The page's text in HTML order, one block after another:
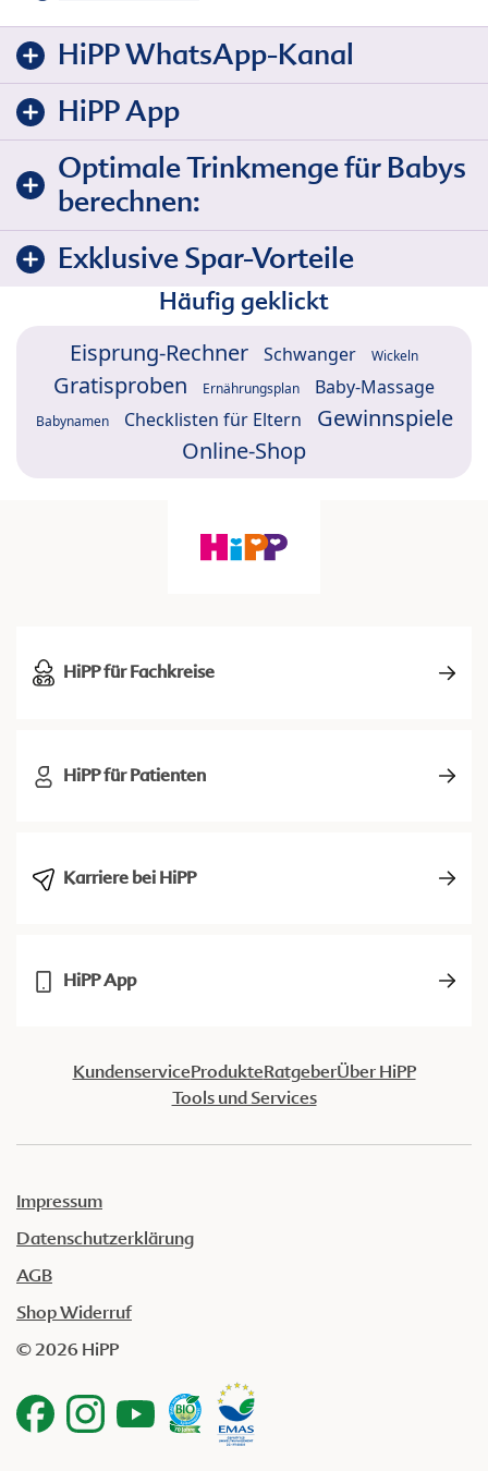
HiPP WhatsApp-Kanal
HiPP App
Optimale Trinkmenge für Babys
berechnen:
Exklusive Spar-Vorteile
Häufig geklickt
Eisprung-Rechner Schwanger Wickeln
Gratisproben Ernährungsplan Baby-Massage
Babynamen Checklisten für Eltern
Gewinnspiele
Online-Shop
HiPP für Fachkreise
HiPP für Patienten
Karriere bei HiPP
HiPP App
KundenserviceProdukteRatgeberÜber HiPP
Tools und Services
Impressum
Datenschutzerklärung
AGB
Shop Widerruf
© 2026 HiPP